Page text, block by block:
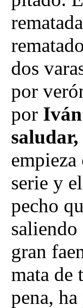
dos
por
por
saludar,
serie y
pecho
saliendo
gran
mata de
pena,